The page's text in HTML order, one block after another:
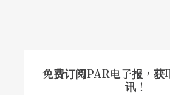
免费订阅PAR电子报，获
讯！